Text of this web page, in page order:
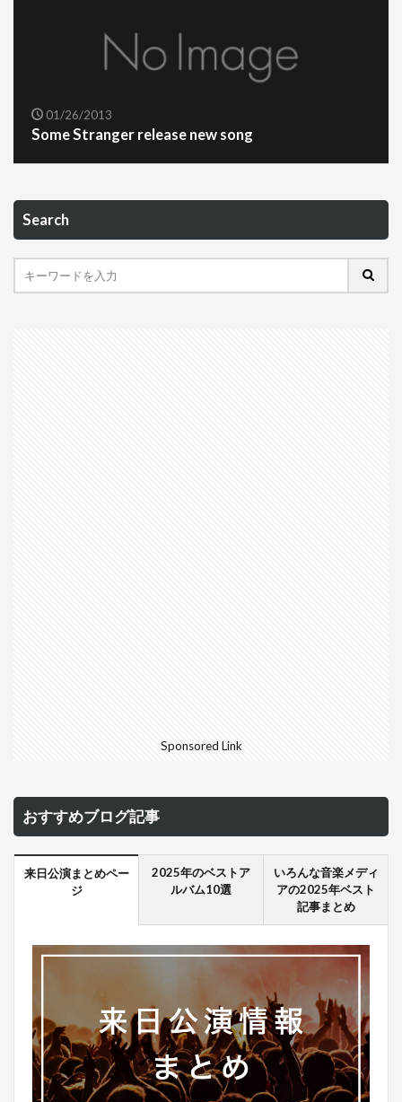
01/26/2013
Some Stranger release new song
Search
Sponsored Link
おすすめブログ記事
来日公演まとめペー
ジ
2025年のベストア
ルバム10選
いろんな音楽メディ
アの2025年ベスト
記事まとめ